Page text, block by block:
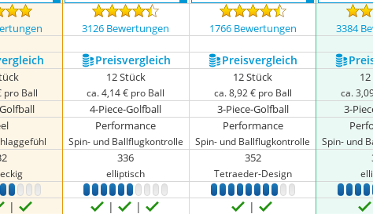
3126 Bewertungen 1766 Bewertungen 3384
Preis­vergleich Preis­vergleich
pro Ball
12 Stück
ca. 4,14 € pro Ball
12 Stück
ca. 8,92 € pro Ball ca.
4-Piece-Golfball 3-Piece-Golfball 3-
Performance
Spin- und Ballflugkontrolle
Performance
Spin- und Ballflugkontrolle Spin- und
336
elliptisch
352
Tetraeder-Design
6 7 8 9 10 1 2 3 4 5 6 7 8 9 10 1 2 3 4 5 6 7 8 9 10 1 2 3 4